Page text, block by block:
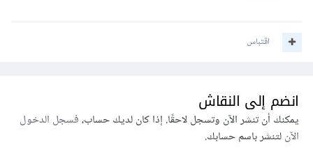
اقتباس
انضم إلى النقاش
يمكنك أن تنشر الآن وتسجل لاحقًا. إذا كان لديك حساب،فسجل الدخول
الآنلتنشر باسم حسابك.